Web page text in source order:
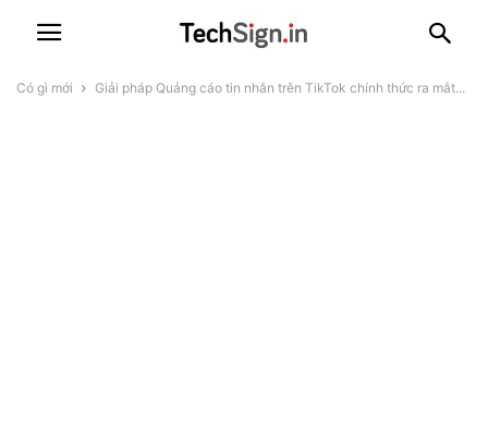
Có gì mới Giải pháp Quảng cáo tin nhắn trên TikTok chính thức ra mắt...